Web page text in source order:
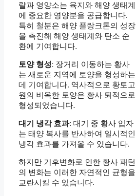
랄과 영양소는 육지와 해양 생태계
에 중요한 영양분을 공급합니다.
특히 철분은 해양 플랑크톤의 성장
을 촉진해 해양 생태계와 탄소 순
환에 기여합니다.
토양 형성: 장거리 이동하는 황사
는 새로운 지역에 토양을 형성하는
데 기여합니다. 역사적으로 황토고
원의 비옥한 토양은 황사 퇴적으로
형성되었습니다.
대기 냉각 효과: 대기 중 황사 입자
는 태양 복사를 반사하여 일시적인
냉각 효과를 가져올 수 있습니다.
하지만 기후변화로 인한 황사 패턴
의 변화는 이러한 자연적인 균형을
교란시킬 수 있습니다.